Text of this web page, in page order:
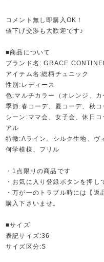
コメント無し即購入OK！
値下げ交渉も大歓迎です♪
■商品について
ブランド名: GRACE
アイテム名:総柄チュニック
性別:レディース
色:マルチカラー（オレンジ、カ
季節:春コーデ、夏コーデ、秋コ
シーン:ママ会、女子会、休日
アル
特徴:Aライン、シルク生地、ヴ
何学模様、フリル
・1点限りの商品です
・お気に入り登録ボタンを押し
・万が一のトラブル時には【
購入下さいませ。
■サイズ
表記サイズ:36
サイズ区分:S